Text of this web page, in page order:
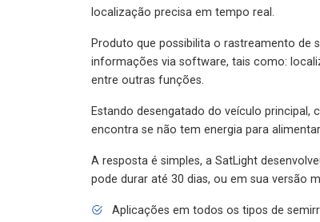
localização precisa em tempo real.
Produto que possibilita o rastreamento de
informações via software, tais como:
entre outras funções.
Estando desengatado do veículo principal,
encontra se não tem energia para
A resposta é simples, a SatLight
pode durar até 30 dias, ou em sua versão
Aplicações em todos os tipos de